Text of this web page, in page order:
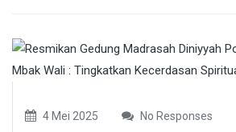
4 Mei 2025 No Responses